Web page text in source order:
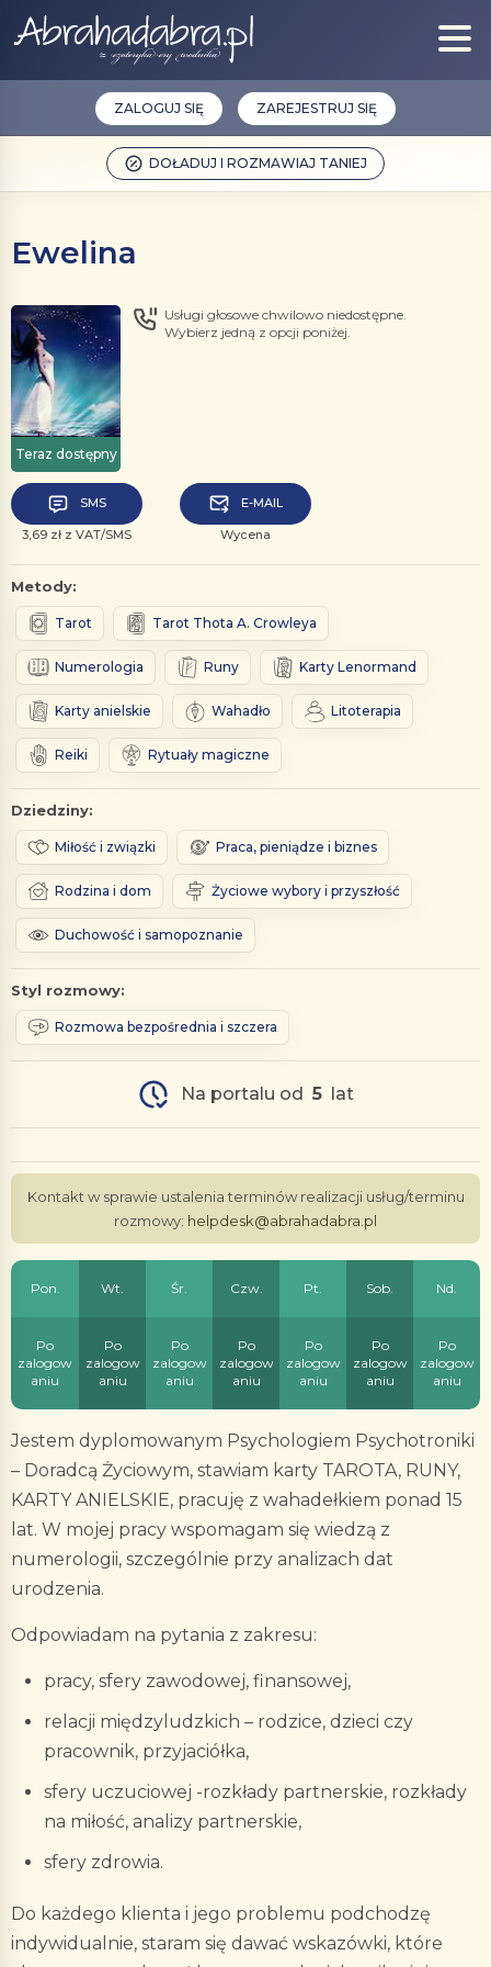
DOŁADUJ I ROZMAWIAJ TANIEJ
ZALOGUJ SIĘ ZAREJESTRUJ SIĘ
Ewelina
Teraz dostępny
Usługi głosowe chwilowo niedostępne.
Wybierz jedną z opcji poniżej.
SMS
3,69 zł z VAT/SMS
E-MAIL
Wycena
Metody:
Tarot Tarot Thota A. Crowleya
Numerologia Runy Karty Lenormand
Karty anielskie Wahadło Litoterapia
Reiki Rytuały magiczne
Dziedziny:
Miłość i związki Praca, pieniądze i biznes
Rodzina i dom Życiowe wybory i przyszłość
Duchowość i samopoznanie
Styl rozmowy:
Rozmowa bezpośrednia i szczera
Na portalu od 5 lat
Kontakt w sprawie ustalenia terminów realizacji usług/terminu
rozmowy: helpdesk@abrahadabra.pl
Pon. Wt. Śr. Czw. Pt. Sob. Nd.
Po
zalogow
aniu
Po
zalogow
aniu
Po
zalogow
aniu
Po
zalogow
aniu
Po
zalogow
aniu
Po
zalogow
aniu
Po
zalogow
aniu
Jestem dyplomowanym Psychologiem Psychotroniki
– Doradcą Życiowym, stawiam karty TAROTA, RUNY,
KARTY ANIELSKIE, pracuję z wahadełkiem ponad 15
lat. W mojej pracy wspomagam się wiedzą z
numerologii, szczególnie przy analizach dat
urodzenia.
Odpowiadam na pytania z zakresu:
pracy, sfery zawodowej, finansowej,
relacji międzyludzkich – rodzice, dzieci czy
pracownik, przyjaciółka,
sfery uczuciowej -rozkłady partnerskie, rozkłady
na miłość, analizy partnerskie,
sfery zdrowia.
Do każdego klienta i jego problemu podchodzę
indywidualnie, staram się dawać wskazówki, które